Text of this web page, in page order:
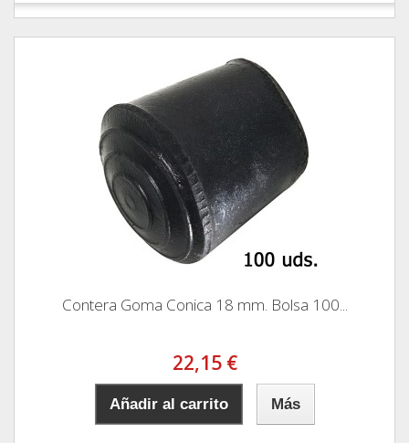
Contera Goma Conica 18 mm. Bolsa 100...
22,15 €
Añadir al carrito Más